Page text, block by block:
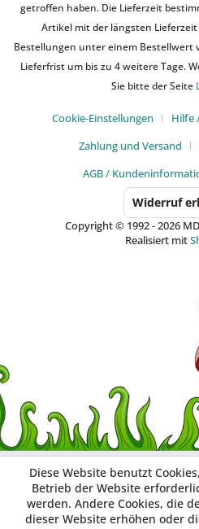
getroffen haben. Die Lieferzeit
Artikel mit der längsten
Bestellungen unter einem Bestellwert
Lieferfrist um bis zu 4 weitere Tage.
Sie bitte der Seite
Cookie-Einstellungen Hilfe
Zahlung und Versand
AGB /
Widerruf
Copyright © 1992 - 2026
Realisiert mit
Diese Website benutzt
Betrieb der Website
werden. Andere Cookies, die
dieser Website erhöhen oder